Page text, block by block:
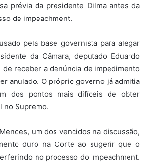
prévia da presidente Dilma antes da
de impeachment.
pela base governista para alegar
da Câmara, deputado Eduardo
de receber a denúncia de impedimento
anulado. O próprio governo já admitia
dos pontos mais difíceis de obter
no Supremo.
um dos vencidos na discussão,
duro na Corte ao sugerir que o
no processo do impeachment.